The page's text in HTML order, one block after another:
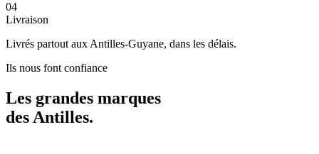
04
Livraison
Livrés partout aux Antilles-Guyane, dans les délais.
Ils nous font confiance
Les grandes marques
des Antilles.